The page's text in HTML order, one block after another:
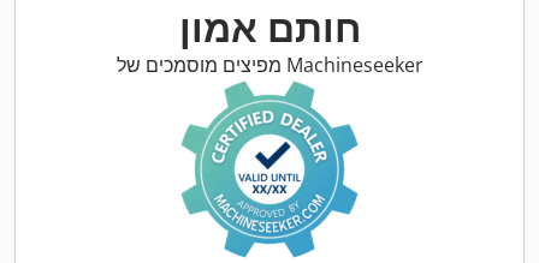
, משקל כולל: 3,460 ק"ג ,חותם אמון
מפיצים מוסמכים של Machineseeker